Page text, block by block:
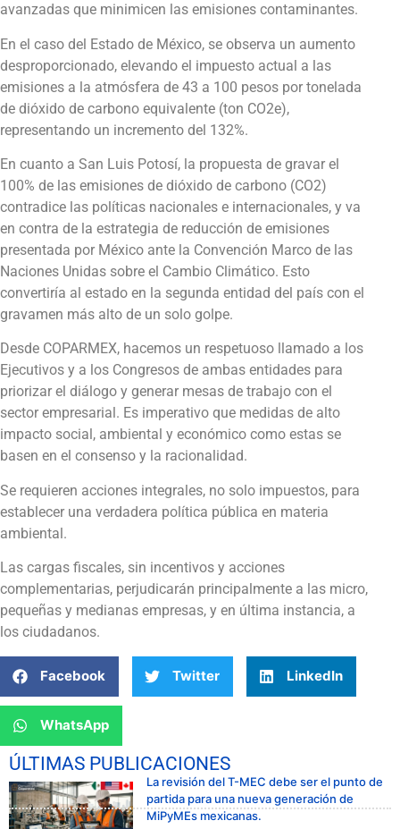
avanzadas que minimicen las emisiones contaminantes.
En el caso del Estado de México, se observa un aumento
desproporcionado, elevando el impuesto actual a las
emisiones a la atmósfera de 43 a 100 pesos por tonelada
de dióxido de carbono equivalente (ton CO2e),
representando un incremento del 132%.
En cuanto a San Luis Potosí, la propuesta de gravar el
100% de las emisiones de dióxido de carbono (CO2)
contradice las políticas nacionales e internacionales, y va
en contra de la estrategia de reducción de emisiones
presentada por México ante la Convención Marco de las
Naciones Unidas sobre el Cambio Climático. Esto
convertiría al estado en la segunda entidad del país con el
gravamen más alto de un solo golpe.
Desde COPARMEX, hacemos un respetuoso llamado a los
Ejecutivos y a los Congresos de ambas entidades para
priorizar el diálogo y generar mesas de trabajo con el
sector empresarial. Es imperativo que medidas de alto
impacto social, ambiental y económico como estas se
basen en el consenso y la racionalidad.
Se requieren acciones integrales, no solo impuestos, para
establecer una verdadera política pública en materia
ambiental.
Las cargas fiscales, sin incentivos y acciones
complementarias, perjudicarán principalmente a las micro,
pequeñas y medianas empresas, y en última instancia, a
los ciudadanos.
Facebook Twitter LinkedIn
WhatsApp
ÚLTIMAS PUBLICACIONES
La revisión del T-MEC debe ser el punto de
partida para una nueva generación de
MiPyMEs mexicanas.